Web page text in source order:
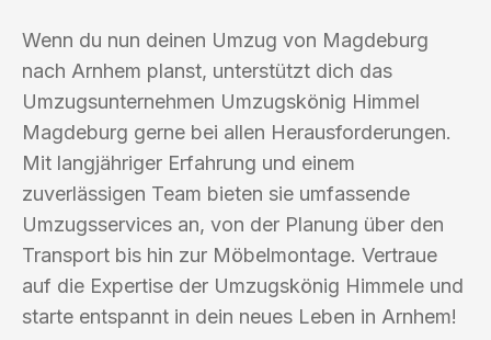
Wenn du nun deinen Umzug von Magdeburg
nach Arnhem planst, unterstützt dich das
Umzugsunternehmen Umzugskönig Himmel
Magdeburg gerne bei allen Herausforderungen.
Mit langjähriger Erfahrung und einem
zuverlässigen Team bieten sie umfassende
Umzugsservices an, von der Planung über den
Transport bis hin zur Möbelmontage. Vertraue
auf die Expertise der Umzugskönig Himmele und
starte entspannt in dein neues Leben in Arnhem!